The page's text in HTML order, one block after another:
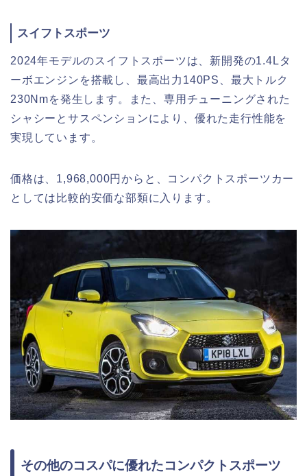
スイフトスポーツ
2024年モデルのスイフトスポーツは、新開発の1.4Lタ
ーボエンジンを搭載し、最高出力140PS、最大トルク
230Nmを発生します。また、専用チューニングされた
シャシーとサスペンションにより、優れた走行性能を
実現しています。
価格は、1,968,000円からと、コンパクトスポーツカー
としては比較的安価な部類に入ります。
その他のコスパに優れたコンパクトスポーツ